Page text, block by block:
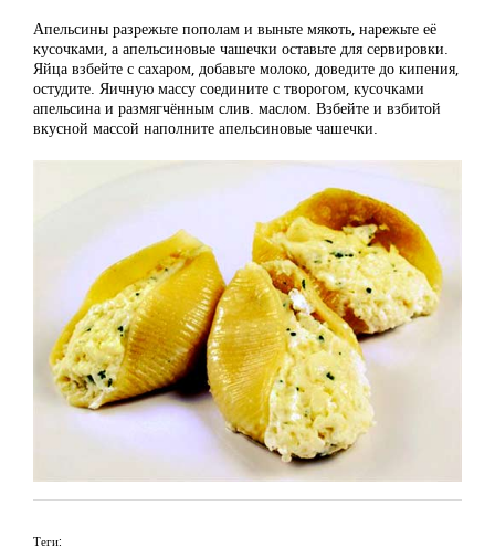
Апельсины разрежьте пополам и выньте мякоть, нарежьте её
кусочками, а апельсиновые чашечки оставьте для сервировки.
Яйца взбейте с сахаром, добавьте молоко, доведите до кипения,
остудите. Яичную массу соедините с творогом, кусочками
апельсина и размягчённым слив. маслом. Взбейте и взбитой
вкусной массой наполните апельсиновые чашечки.
Теги: